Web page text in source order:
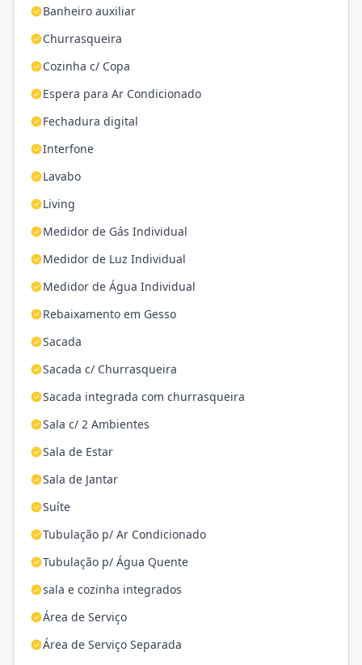
Banheiro auxiliar
Churrasqueira
Cozinha c/ Copa
Espera para Ar Condicionado
Fechadura digital
Interfone
Lavabo
Living
Medidor de Gás Individual
Medidor de Luz Individual
Medidor de Água Individual
Rebaixamento em Gesso
Sacada
Sacada c/ Churrasqueira
Sacada integrada com churrasqueira
Sala c/ 2 Ambientes
Sala de Estar
Sala de Jantar
Suíte
Tubulação p/ Ar Condicionado
Tubulação p/ Água Quente
sala e cozinha integrados
Área de Serviço
Área de Serviço Separada